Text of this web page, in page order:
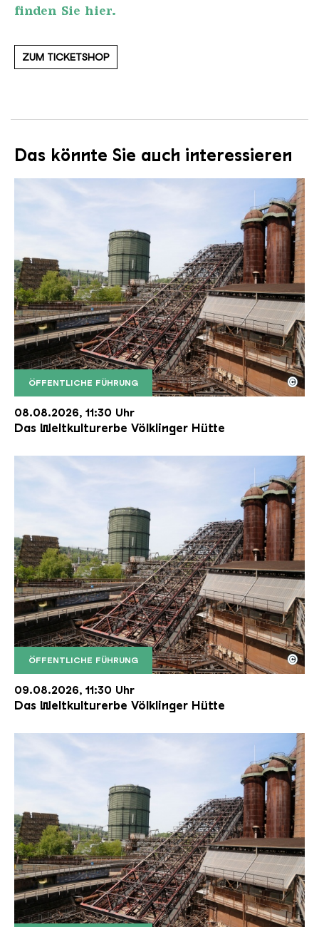
finden Sie hier.
ZUM TICKETSHOP
Das könnte Sie auch interessieren
ÖFFENTLICHE FÜHRUNG
Der Erzschrägaufzug der Völklinger Hütte mit
Copyright: Weltkulturerbe Völklinger Hütte | Karl
©
08.08.2026, 11:30 Uhr
Das Weltkulturerbe Völklinger Hütte
ÖFFENTLICHE FÜHRUNG
Der Erzschrägaufzug der Völklinger Hütte mit
Copyright: Weltkulturerbe Völklinger Hütte | Karl
©
09.08.2026, 11:30 Uhr
Das Weltkulturerbe Völklinger Hütte